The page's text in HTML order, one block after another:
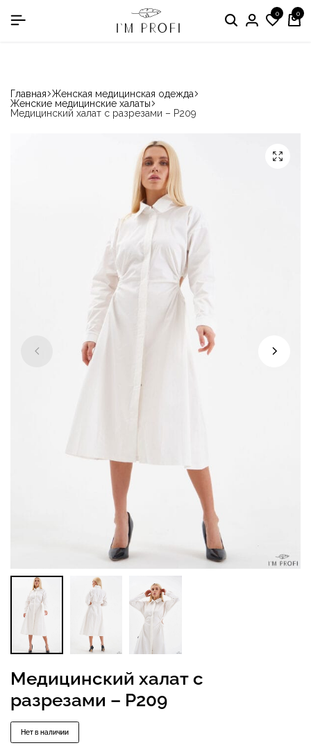
в номинации «Производитель медодежды» 0 0
Главная Женская медицинская одежда
Женские медицинские халаты
Медицинский халат с разрезами – P209
Медицинский халат с
разрезами – P209
Нет в наличии